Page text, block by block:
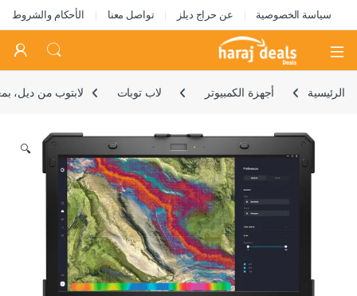
سياسة الخصوصية عن حراج ديلز تواصل معنا الأحكام والشروط
Open
الرئيسية أجهزة الكمبيوتر لاب توبات لابتوب من ديل، بمعالج انتل،
🔍